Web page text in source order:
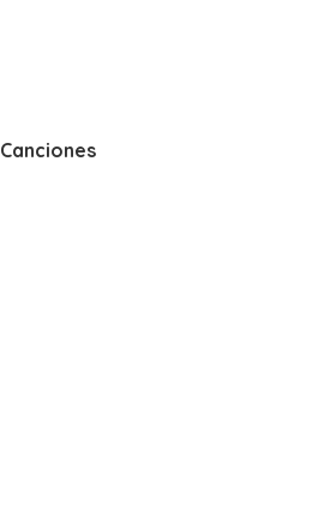
Canciones